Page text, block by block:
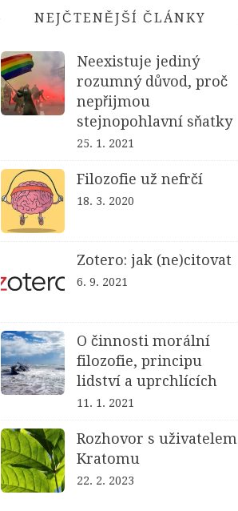
NEJČTENĚJŠÍ ČLÁNKY
Neexistuje jediný
rozumný důvod, proč
nepřijmou
stejnopohlavní sňatky
25. 1. 2021
Filozofie už nefrčí
18. 3. 2020
Zotero: jak (ne)citovat
6. 9. 2021
O činnosti morální
filozofie, principu
lidství a uprchlících
11. 1. 2021
Rozhovor s uživatelem
Kratomu
22. 2. 2023